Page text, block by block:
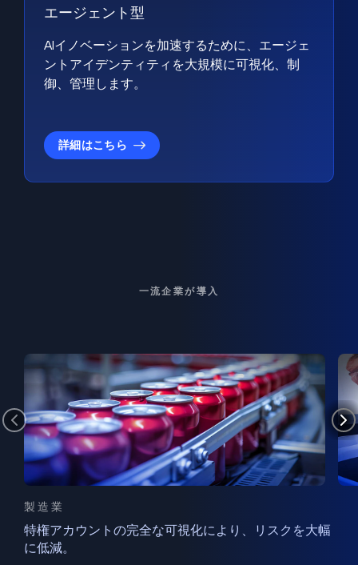
エージェント型
AIイノベーションを加速するために、エージェ
ントアイデンティティを大規模に可視化、制
御、管理します。
詳細はこちら
一流企業が導入
製造業
特権アカウントの完全な可視化により、リスクを大幅
に低減。